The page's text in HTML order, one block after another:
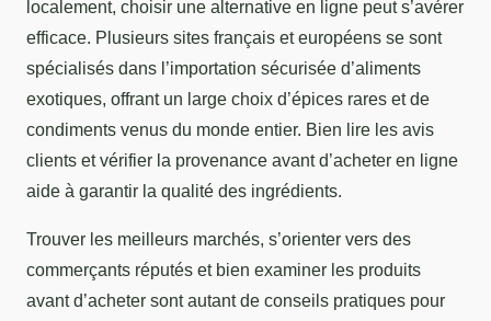
localement, choisir une alternative en ligne peut s’avérer
efficace. Plusieurs sites français et européens se sont
spécialisés dans l’importation sécurisée d’aliments
exotiques, offrant un large choix d’épices rares et de
condiments venus du monde entier. Bien lire les avis
clients et vérifier la provenance avant d’acheter en ligne
aide à garantir la qualité des ingrédients.
Trouver les meilleurs marchés, s’orienter vers des
commerçants réputés et bien examiner les produits
avant d’acheter sont autant de conseils pratiques pour